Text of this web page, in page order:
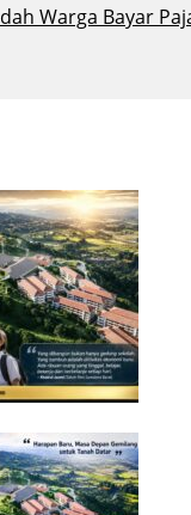
Warga Bayar